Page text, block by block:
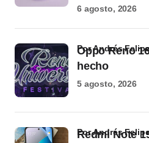
6 agosto, 2026
Oppo Reno
hecho
por Andrés
5 agosto, 2026
Redmi Note
por Andrés